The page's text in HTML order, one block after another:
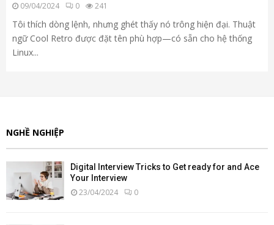
09/04/2024 0 241
Tôi thích dòng lệnh, nhưng ghét thấy nó trông hiện đại. Thuật
ngữ Cool Retro được đặt tên phù hợp—có sẵn cho hệ thống
Linux...
NGHỀ NGHIỆP
Digital Interview Tricks to Get ready for and Ace
Your Interview
23/04/2024 0